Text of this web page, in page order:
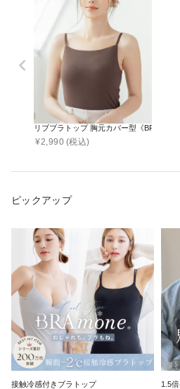
リブブラトップ 胸元カバー型《BRAmone
¥2,990 (税込)
ピックアップ
接触冷感付きブラトップ 1.5